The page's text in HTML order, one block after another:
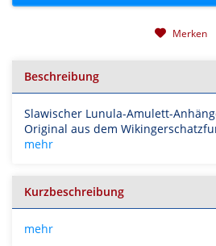
Merken
Beschreibung
Slawischer Lunula-Amulett-
Original aus dem
mehr
Kurzbeschreibung
mehr